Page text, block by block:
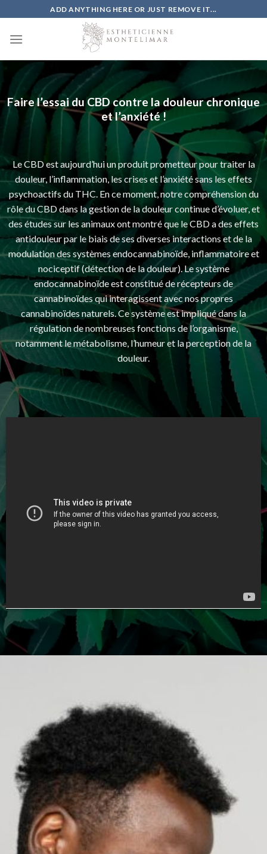
to
content
ADD ANYTHING HERE OR JUST REMOVE IT...
Faire l’essai du CBD contre la douleur chronique
et l’anxiété !
Le CBD est aujourd’hui un produit prometteur pour traiter la
douleur, l’inflammation, les crises et l’anxiété sans les effets
psychoactifs du THC. En ce moment, notre compréhension du
rôle du CBD dans la gestion de la douleur continue d’évoluer, et
des études sur les animaux ont montré que le CBD a des effets
antidouleur par le biais de ses diverses interactions et de la
modulation des systèmes endocannabinoïde, inflammatoire et
nociceptif (détection de la douleur). Le système
endocannabinoïde est constitué de récepteurs de
cannabinoïdes qui interagissent avec nos propres
cannabinoïdes naturels. Ce système est impliqué dans la
régulation de nombreuses fonctions de l’organisme,
notamment le métabolisme, l’humeur et la perception de la
douleur.